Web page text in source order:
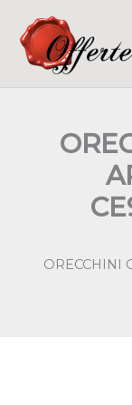
contenuto
ORECCHINI